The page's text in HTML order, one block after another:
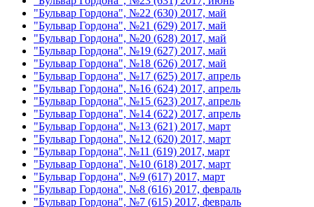
"Бульвар Гордона", №22 (630) 2017, май
"Бульвар Гордона", №21 (629) 2017, май
"Бульвар Гордона", №20 (628) 2017, май
"Бульвар Гордона", №19 (627) 2017, май
"Бульвар Гордона", №18 (626) 2017, май
"Бульвар Гордона", №17 (625) 2017, апрель
"Бульвар Гордона", №16 (624) 2017, апрель
"Бульвар Гордона", №15 (623) 2017, апрель
"Бульвар Гордона", №14 (622) 2017, апрель
"Бульвар Гордона", №13 (621) 2017, март
"Бульвар Гордона", №12 (620) 2017, март
"Бульвар Гордона", №11 (619) 2017, март
"Бульвар Гордона", №10 (618) 2017, март
"Бульвар Гордона", №9 (617) 2017, март
"Бульвар Гордона", №8 (616) 2017, февраль
"Бульвар Гордона", №7 (615) 2017, февраль